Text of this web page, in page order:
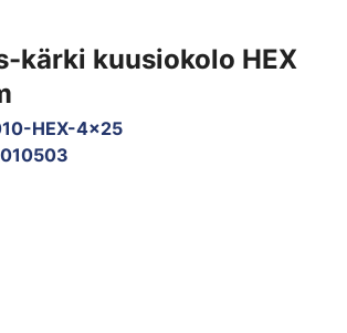
kärki kuusiokolo HEX
HEX-4x25